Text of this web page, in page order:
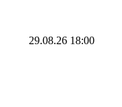
29.08.26 18:00